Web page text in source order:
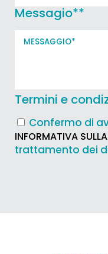
Messagio**
Termini e
Confermo di
INFORMATIVA
trattamento dei